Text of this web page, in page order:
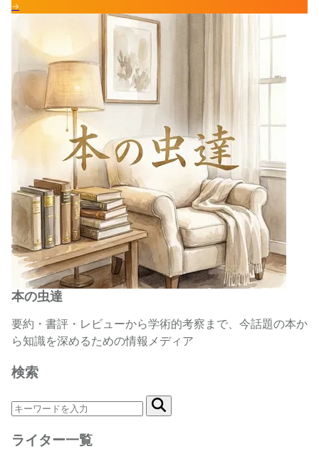
→
本の虫達
要約・書評・レビューから学術的考察まで、今話題の本か
ら知識を深めるための情報メディア
検索
ライター一覧